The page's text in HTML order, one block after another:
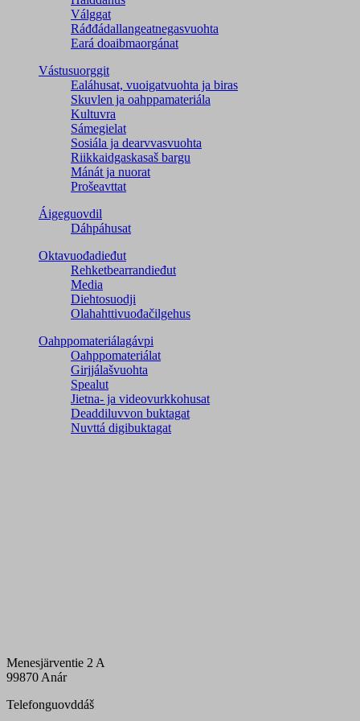
Válggat
Ráđđádallangeatnegas­vuohta
Eará doaibmaorgánat
Vástusuorggit
Ealáhusat, vuoigatvuohta ja biras
Skuvlen ja oahppamateriála
Kultuvra
Sámegielat
Sosiála ja dearvvasvuohta
Riikkaidgaskasaš bargu
Mánát ja nuorat
Prošeavttat
Áigeguovdil
Dáhpáhusat
Oktavuođadieđut
Rehketbearrandieđut
Media
Diehtosuodji
Olahahttivuođačilgehus
Oahppomateriálagávpi
Oahppomateriálat
Girjjálašvuohta
Spealut
Jietna- ja videovurkkohusat
Deaddiluvvon buktagat
Nuvttá digibuktagat
Menesjärventie 2 A
99870 Anár
Telefonguovddáš